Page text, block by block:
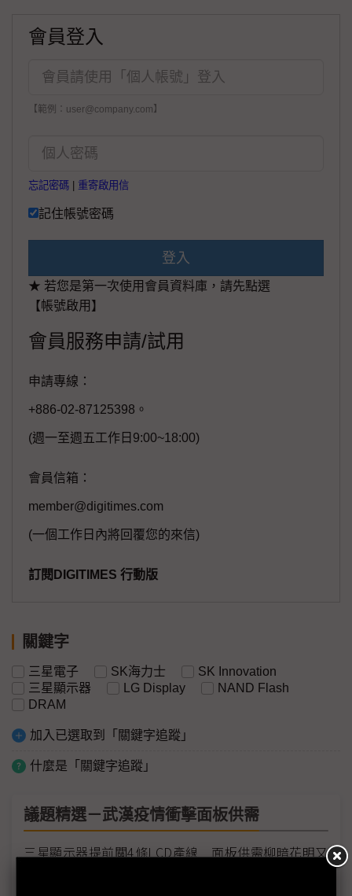
會員登入
【範例：user@company.com】
忘記密碼 重寄啟用信
記住帳號密碼
登入
★ 若您是第一次使用會員資料庫，請先點選
【帳號啟用】
會員服務申請/試用
申請專線：
+886-02-87125398。
(週一至週五工作日9:00~18:00)
會員信箱：
member@digitimes.com
(一個工作日內將回覆您的來信)
訂閱DIGITIMES 行動版
關鍵字
三星電子 SK海力士
SK Innovation
三星顯示器
LG Display
NAND Flash
DRAM
加入已選取到「關鍵字追蹤」
什麼是「關鍵字追蹤」
議題精選－武漢疫情衝擊面板供需
三星顯示器提前關4條LCD產線 面板供需柳暗花明又